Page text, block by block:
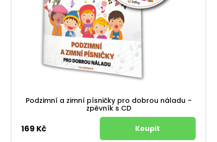
Podzimní a zimní písničky pro dobrou náladu –
zpěvník s CD
169 Kč